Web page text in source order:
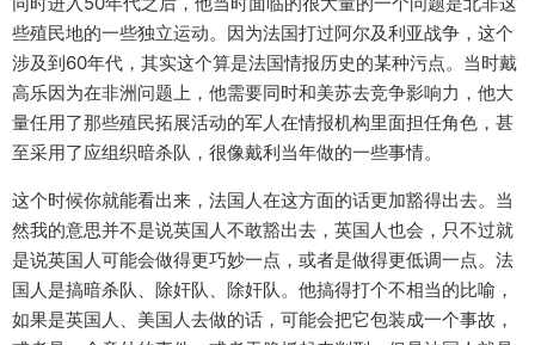
些殖民地的一些独立运动。因为法国打过阿尔及利亚战争，这个
涉及到60年代，其实这个算是法国情报历史的某种污点。当时戴
高乐因为在非洲问题上，他需要同时和美苏去竞争影响力，他大
量任用了那些殖民拓展活动的军人在情报机构里面担任角色，甚
至采用了应组织暗杀队，很像戴利当年做的一些事情。
这个时候你就能看出来，法国人在这方面的话更加豁得出去。当
然我的意思并不是说英国人不敢豁出去，英国人也会，只不过就
是说英国人可能会做得更巧妙一点，或者是做得更低调一点。法
国人是搞暗杀队、除奸队、除奸队。他搞得打个不相当的比喻，
如果是英国人、美国人去做的话，可能会把它包装成一个事故，